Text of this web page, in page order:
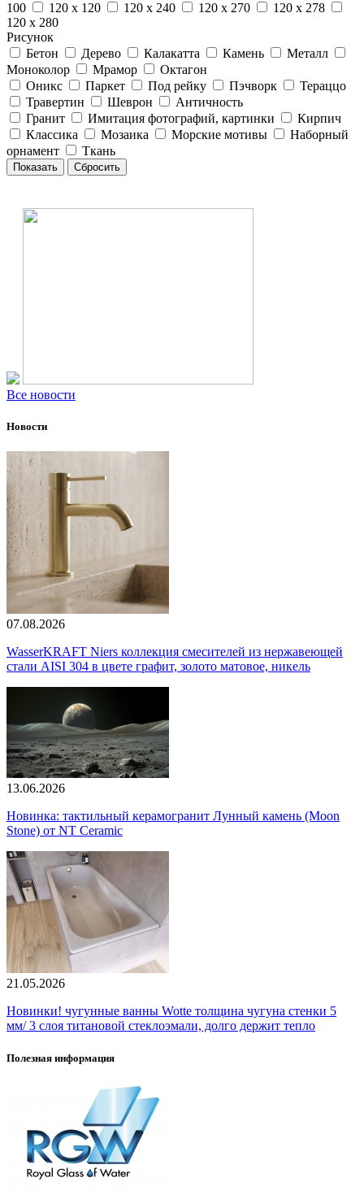
100
120 x 120 120 x 240 120 x 270
120 x 278
120 x 280
Рисунок
Бетон
Дерево Калакатта Камень
Металл
Моноколор
Мрамор
Октагон
Оникс
Паркет Под рейку Пэчворк
Тераццо
Травертин
Шеврон
Античность
Гранит
Имитация фотографий, картинки
Кирпич
Классика
Мозаика Морские мотивы
Наборный
орнамент
Ткань
Все новости
Новости
07.08.2026
WasserKRAFT Niers коллекция смесителей из нержавеющей
стали AISI 304 в цвете графит, золото матовое, никель
13.06.2026
Новинка: тактильный керамогранит Лунный камень (Moon
Stone) от NT Ceramic
21.05.2026
Новинки! чугунные ванны Wotte толщина чугуна стенки 5
мм/ 3 слоя титановой стеклоэмали, долго держит тепло
Полезная информация